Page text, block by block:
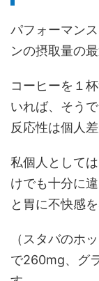
パフォーマン
ンの摂取量の
コーヒーを１
いれば、そう
反応性は個人
私個人として
けでも十分に
と胃に不快感
（スタバのホ
で260mg、グ